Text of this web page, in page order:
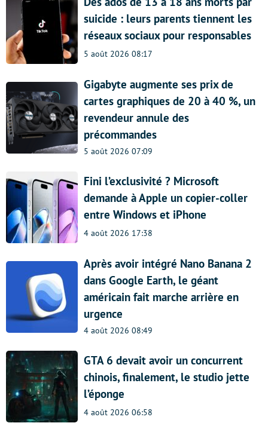
suicide : leurs parents tiennent les
réseaux sociaux pour responsables
5 août 2026 08:17
Gigabyte augmente ses prix de
cartes graphiques de 20 à 40 %, un
revendeur annule des
précommandes
5 août 2026 07:09
Fini l’exclusivité ? Microsoft
demande à Apple un copier-coller
entre Windows et iPhone
4 août 2026 17:38
Après avoir intégré Nano Banana 2
dans Google Earth, le géant
américain fait marche arrière en
urgence
4 août 2026 08:49
GTA 6 devait avoir un concurrent
chinois, finalement, le studio jette
l’éponge
4 août 2026 06:58